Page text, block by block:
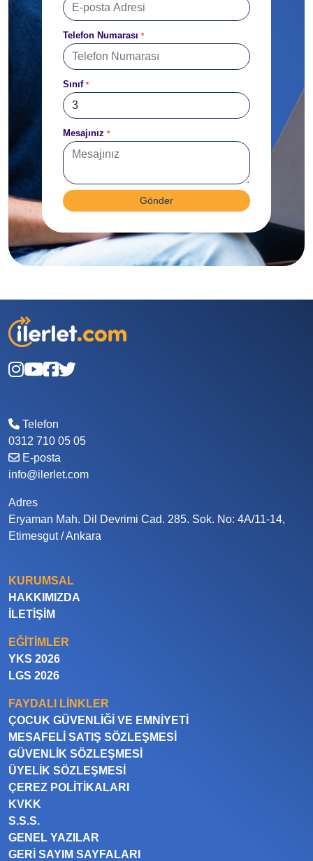
Telefon Numarası *
Sınıf *
Mesajınız *
Gönder
Telefon
0312 710 05 05
E-posta
info@ilerlet.com
Adres
Eryaman Mah. Dil Devrimi Cad. 285. Sok. No: 4A/11-14,
Etimesgut / Ankara
KURUMSAL
HAKKIMIZDA
İLETIŞIM
EĞITIMLER
YKS 2026
LGS 2026
FAYDALI LINKLER
ÇOCUK GÜVENLIĞI VE EMNIYETI
MESAFELI SATIŞ SÖZLEŞMESI
GÜVENLIK SÖZLEŞMESI
ÜYELIK SÖZLEŞMESI
ÇEREZ POLITIKALARI
KVKK
S.S.S.
GENEL YAZILAR
GERI SAYIM SAYFALARI